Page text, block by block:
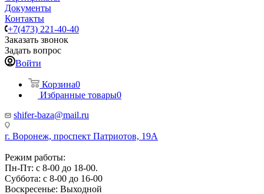
Документы
Контакты
+7(473) 221-40-40
Заказать звонок
Задать вопрос
Войти
Корзина0
Избранные товары0
shifer-baza@mail.ru
г. Воронеж, проспект Патриотов, 19А
Режим работы:
Пн-Пт: с 8-00 до 18-00.
Суббота: с 8-00 до 16-00
Воскресенье: Выходной